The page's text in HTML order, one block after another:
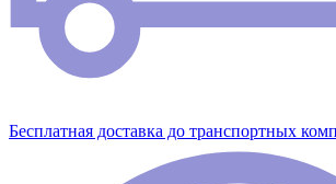
Бесплатная доставка до транспортных